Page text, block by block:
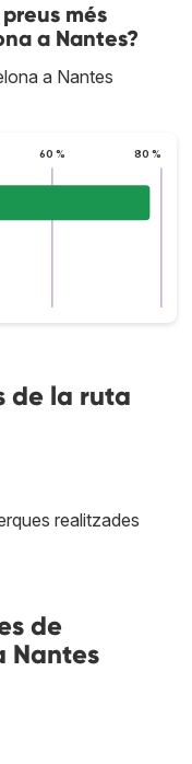
més
a Nantes?
a Nantes
60 % 80 %
de la ruta
realitzades
de
Nantes